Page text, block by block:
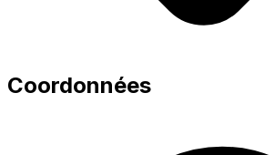
Coordonnées